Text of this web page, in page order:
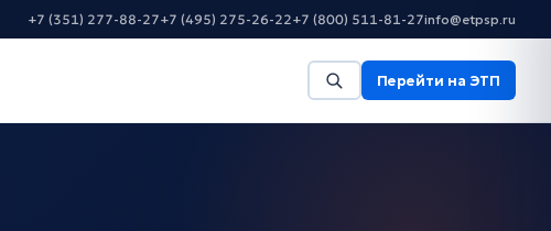
+7 (351) 277-88-27+7 (495) 275-26-22+7 (800) 511-81-27info@etpsp.ru
Перейти на ЭТП